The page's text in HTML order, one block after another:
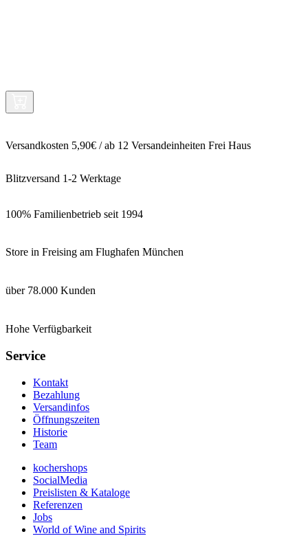
Versandkosten 5,90€ / ab 12 Versandeinheiten Frei Haus
Blitzversand 1-2 Werktage
100% Familienbetrieb seit 1994
Store in Freising am Flughafen München
über 78.000 Kunden
Hohe Verfügbarkeit
Service
Kontakt
Bezahlung
Versandinfos
Öffnungszeiten
Historie
Team
kochershops
SocialMedia
Preislisten & Kataloge
Referenzen
Jobs
World of Wine and Spirits